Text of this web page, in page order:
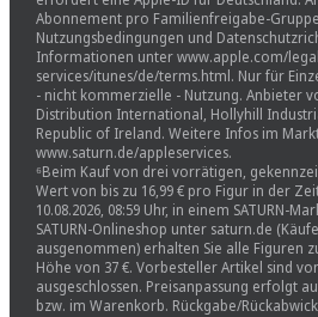
Abonnement pro Familienfreigabe-
Nutzungsbedingungen und
Informationen unter www.apple.com/
services/itunes/de/terms.html. Nur für
- nicht kommerzielle - Nutzung. Anbieter
Distribution International, Hollyhill
Republic of Ireland. Weitere Infos im
www.saturn.de/appleservices.
⁶Beim Kauf von drei vorrätigen,
Wert von bis zu 16,99 € pro Figur in der
10.08.2026, 08:59 Uhr, in einem SATURN-
SATURN-Onlineshop unter saturn.de
ausgenommen) erhalten Sie alle Figuren
Höhe von 37 €. Vorbesteller Artikel sind
ausgeschlossen. Preisanpassung erfolgt
bzw. im Warenkorb. Rückgabe/